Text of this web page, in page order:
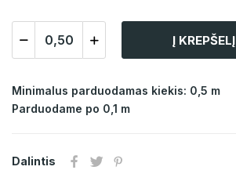
Į KREPŠELĮ
Minimalus parduodamas kiekis: 0,5 m
Parduodame po 0,1 m
Dalintis